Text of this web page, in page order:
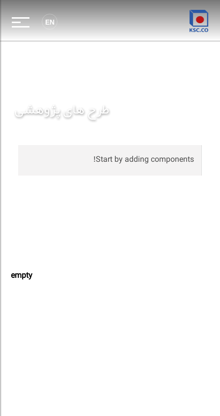
EN
طرح های پژوهشی
Start by adding components!
empty